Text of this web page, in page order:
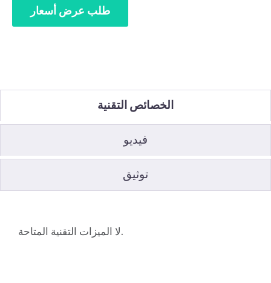
طلب عرض أسعار
الخصائص التقنية
فيديو
توثيق
لا الميزات التقنية المتاحة.